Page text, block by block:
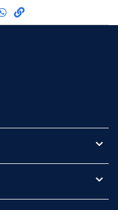
por Facebook
por Twitter
por
Compartilhe por
link para Copiar